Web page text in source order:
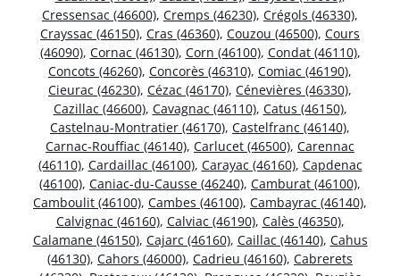
Cressensac (46600), Cremps (46230), Crégols (46330),
Crayssac (46150), Cras (46360), Couzou (46500), Cours
(46090), Cornac (46130), Corn (46100), Condat (46110),
Concots (46260), Concorès (46310), Comiac (46190),
Cieurac (46230), Cézac (46170), Cénevières (46330),
Cazillac (46600), Cavagnac (46110), Catus (46150),
Castelnau-Montratier (46170), Castelfranc (46140),
Carnac-Rouffiac (46140), Carlucet (46500), Carennac
(46110), Cardaillac (46100), Carayac (46160), Capdenac
(46100), Caniac-du-Causse (46240), Camburat (46100),
Camboulit (46100), Cambes (46100), Cambayrac (46140),
Calvignac (46160), Calviac (46190), Calès (46350),
Calamane (46150), Cajarc (46160), Caillac (46140), Cahus
(46130), Cahors (46000), Cadrieu (46160), Cabrerets